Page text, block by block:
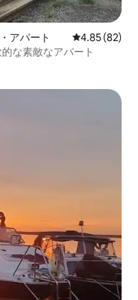
アパート レビュー82
4.85 (82)
な素敵なアパート